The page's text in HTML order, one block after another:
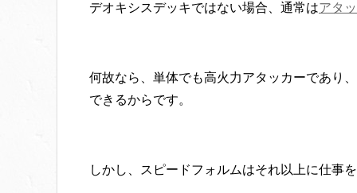
デオキシスデッキではない場合、通常はアタ
何故なら、単体でも高火力アタッカーであり
できるからです。
しかし、スピードフォルムはそれ以上に仕事